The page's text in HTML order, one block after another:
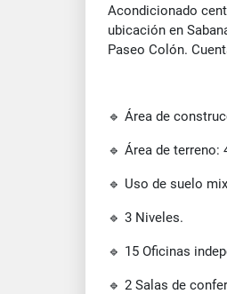
Acondicionado
ubicación en
Paseo Colón.
🔹 Área de
🔹 Área de terreno:
🔹 Uso de suelo
🔹 3 Niveles.
🔹 15 Oficinas
🔹 2 Salas de